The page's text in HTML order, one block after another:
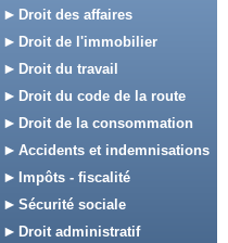
Droit des affaires
Droit de l'immobilier
Droit du travail
Droit du code de la route
Droit de la consommation
Accidents et indemnisations
Impôts - fiscalité
Sécurité sociale
Droit administratif